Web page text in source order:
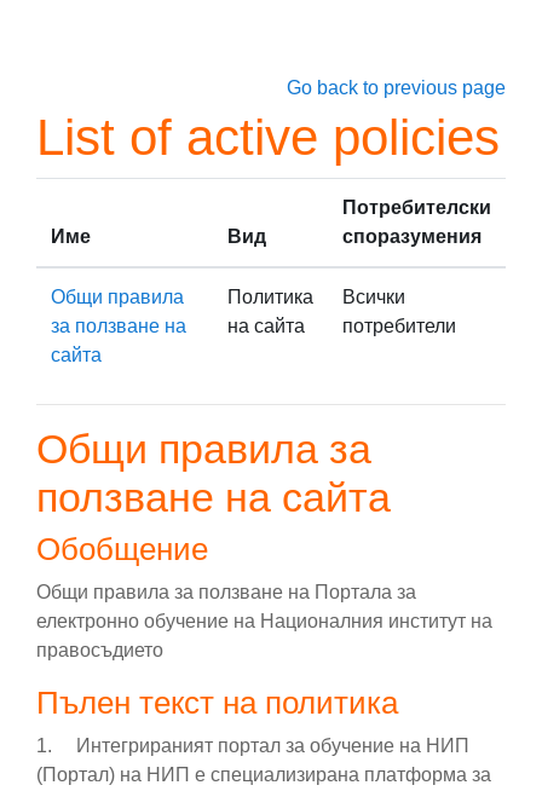
Прескочи на основното съдържаниеGo back to previous page
List of active policies
Име Вид
Потребителски
споразумения
Общи правила
за ползване на
сайта
Политика
на сайта
Всички
потребители
Общи правила за
ползване на сайта
Обобщение
Общи правила за ползване на Портала за
електронно обучение на Националния институт на
правосъдието
Пълен текст на политика
1. Интегрираният портал за обучение на НИП
(Портал) на НИП е специализирана платформа за